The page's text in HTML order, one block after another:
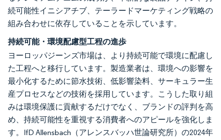
続可能性イニシアチブ、テーラードマーケティング戦略の
組み合わせに依存していることを示しています。
持続可能・環境配慮型工程の進歩
ヨーロッパジーンズ市場は、より持続可能で環境に配慮し
た工程へと移行しています。製造業者は、環境への影響を
最小化するために節水技術、低影響染料、サーキュラー生
産プロセスなどの技術を採用しています。こうした取り組
みは環境保護に貢献するだけでなく、ブランドの評判を高
め、持続可能性を重視する消費者へのアピールを強化しま
す。IfD Allensbach（アレンスバッハ世論研究所）の2024年